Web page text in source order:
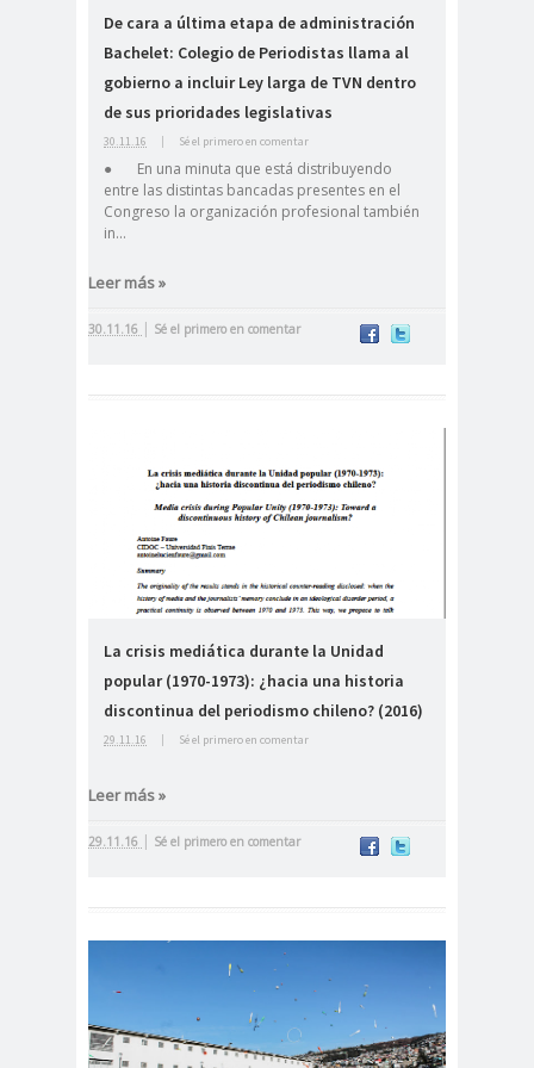
cación
#DerechosFundam
entales
#Destaca
#Destacado
#Importante
#Destacado #Importante
#Noticias #Asamblea
#Destacado #Importante
#Noticias #CongresoNacional
#Colegiodeperiodistas
#Destacado #Importante
#Noticias #Elecciones
#Colegiodeperiodistas
#Eleccion
es
#Elecciones2
024
#FalloJudic
ial
#GabrielBoric
Font
#Géner
#GéneroYDD
#Asamblea
Delito
ensa
#Mega
#Megame
dia
De cara a última etapa de administración
Bachelet: Colegio de Periodistas llama al
gobierno a incluir Ley larga de TVN dentro
de sus prioridades legislativas
30.11.16 | Sé el primero en comentar
● En una minuta que está distribuyendo
entre las distintas bancadas presentes en el
Congreso la organización profesional también
in...
Leer más »
30.11.16 | Sé el primero en comentar
La crisis mediática durante la Unidad
popular (1970-1973): ¿hacia una historia
discontinua del periodismo chileno? (2016)
29.11.16 | Sé el primero en comentar
Leer más »
29.11.16 | Sé el primero en comentar